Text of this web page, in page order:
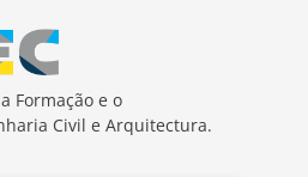
Formação e o
Civil e Arquitectura.